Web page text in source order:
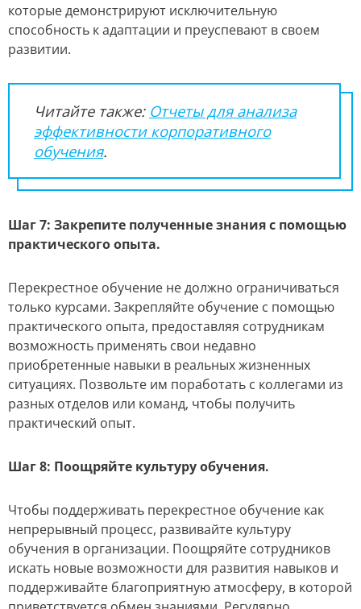
которые демонстрируют исключительную
способность к адаптации и преуспевают в своем
развитии.
Читайте также: Отчеты для анализа
эффективности корпоративного
обучения.
Шаг 7: Закрепите полученные знания с помощью
практического опыта.
Перекрестное обучение не должно ограничиваться
только курсами. Закрепляйте обучение с помощью
практического опыта, предоставляя сотрудникам
возможность применять свои недавно
приобретенные навыки в реальных жизненных
ситуациях. Позвольте им поработать с коллегами из
разных отделов или команд, чтобы получить
практический опыт.
Шаг 8: Поощряйте культуру обучения.
Чтобы поддерживать перекрестное обучение как
непрерывный процесс, развивайте культуру
обучения в организации. Поощряйте сотрудников
искать новые возможности для развития навыков и
поддерживайте благоприятную атмосферу, в которой